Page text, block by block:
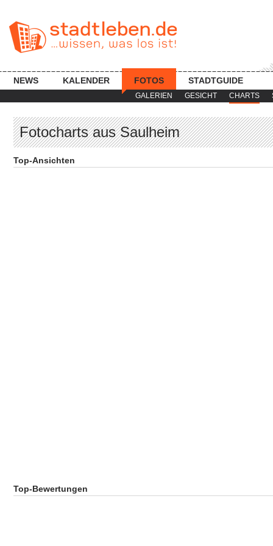
GALERIEN GESICHT CHARTS
NEWS KALENDER FOTOS STADTGUIDE
Fotocharts aus Saulheim
Top-Ansichten
Top-Bewertungen